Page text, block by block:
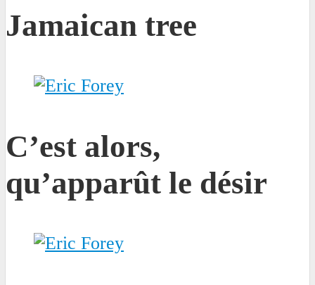
Jamaican tree
C’est alors,
qu’apparût le désir